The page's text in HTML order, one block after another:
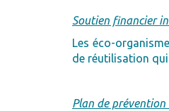
Soutien financier
Les éco-
de réutilisation
Plan de prévention